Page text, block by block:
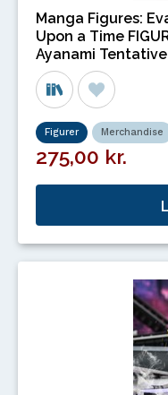
Manga Figures:
Upon a Time
Ayanami Tentative
Figurer Merchandise
275,00 kr.